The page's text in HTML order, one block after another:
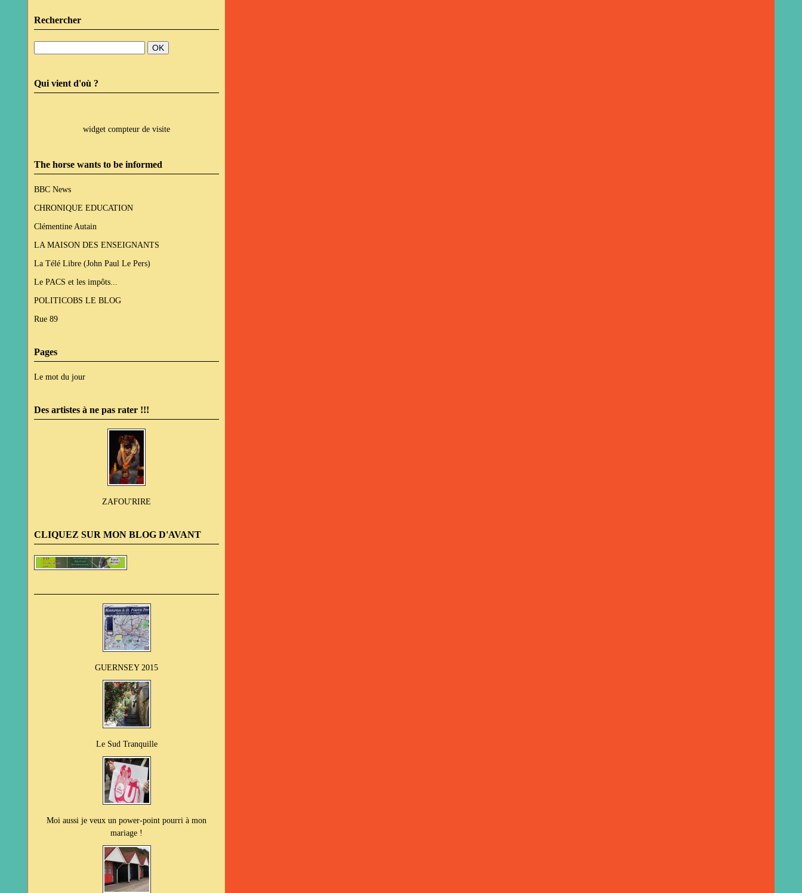
Rechercher
Qui vient d'où ?
widget compteur de visite
The horse wants to be informed
BBC News
CHRONIQUE EDUCATION
Clémentine Autain
LA MAISON DES ENSEIGNANTS
La Télé Libre (John Paul Le Pers)
Le PACS et les impôts...
POLITICOBS LE BLOG
Rue 89
Pages
Le mot du jour
Des artistes à ne pas rater !!!
ZAFOU'RIRE
CLIQUEZ SUR MON BLOG D'AVANT
GUERNSEY 2015
Le Sud Tranquille
Moi aussi je veux un power-point pourri à mon
mariage !